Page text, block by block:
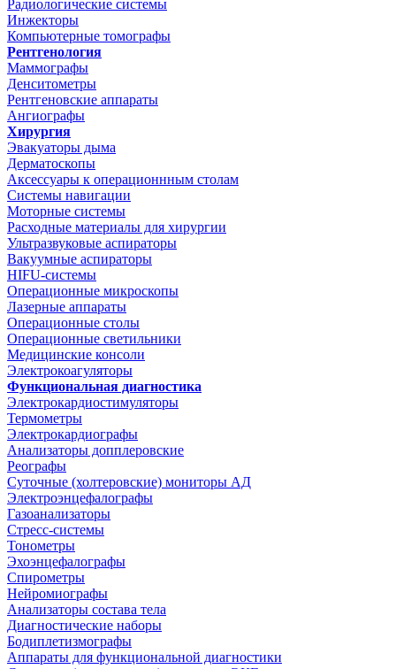
Радиологические системы
Инжекторы
Компьютерные томографы
Рентгенология
Маммографы
Денситометры
Рентгеновские аппараты
Ангиографы
Хирургия
Эвакуаторы дыма
Дерматоскопы
Аксессуары к операционнным столам
Системы навигации
Моторные системы
Расходные материалы для хирургии
Ультразвуковые аспираторы
Вакуумные аспираторы
HIFU-системы
Операционные микроскопы
Лазерные аппараты
Операционные столы
Операционные светильники
Медицинские консоли
Электрокоагуляторы
Функциональная диагностика
Электрокардиостимуляторы
Термометры
Электрокардиографы
Анализаторы допплеровские
Реографы
Суточные (холтеровские) мониторы АД
Электроэнцефалографы
Газоанализаторы
Стресс-системы
Тонометры
Эхоэнцефалографы
Спирометры
Нейромиографы
Анализаторы состава тела
Диагностические наборы
Бодиплетизмографы
Аппараты для функциональной диагностики